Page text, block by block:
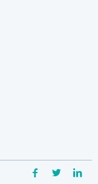
Facebook
Twitter